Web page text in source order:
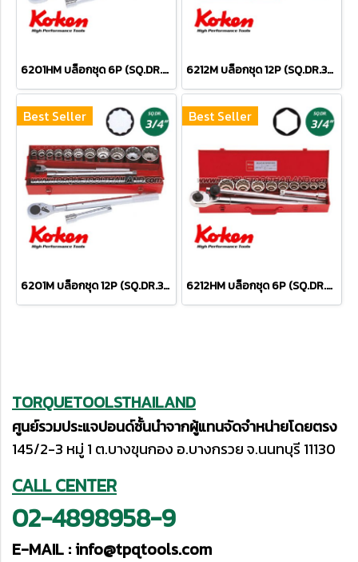
6201HM บล็อกชุด 6P (SQ.DR.3/4") Socket Set 6212M บล็อกชุด 12P (SQ.DR.3/4") Socket Set
Best Seller
6201M บล็อกชุด 12P (SQ.DR.3/4") Socket Set
Best Seller
6212HM บล็อกชุด 6P (SQ.DR.3/4") Socket Set
TORQUETOOLSTHAILAND
ศูนย์รวมประแจปอนด์ชั้นนำจากผู้แทนจัดจำหน่ายโดยตรง
145/2-3 หมู่ 1 ต.บางขุนกอง อ.บางกรวย จ.นนทบุรี 11130
CALL CENTER
02-4898958-9
E-MAIL :info@tpqtools.com